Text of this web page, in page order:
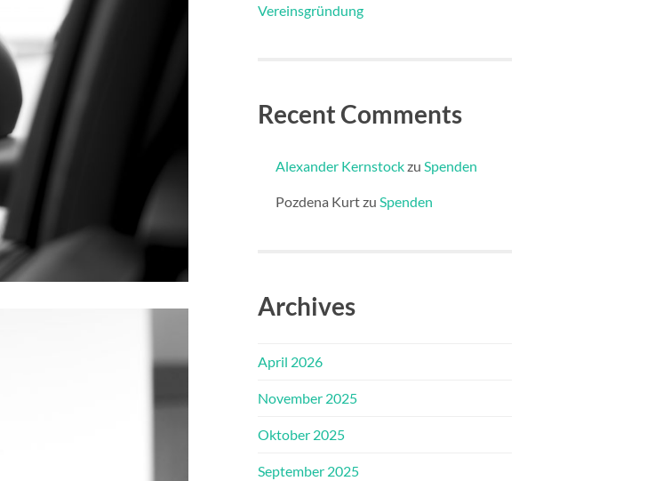
Vereinsgründung
Recent Comments
Alexander Kernstockzu Spenden
Pozdena Kurtzu Spenden
Archives
April 2026
November 2025
Oktober 2025
September 2025